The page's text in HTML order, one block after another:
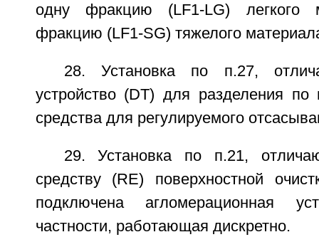
одну фракцию (LF1-LG) легкого
фракцию (LF1-SG) тяжелого
28. Установка по п.27,
устройство (DT) для разделения по
средства для регулируемого
29. Установка по п.21,
средству (RE) поверхностной
подключена агломерационная
частности, работающая дискретно.